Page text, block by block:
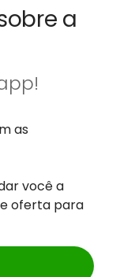
a
as
você a
oferta para